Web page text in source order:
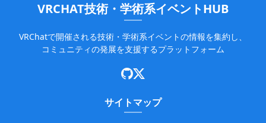
VRCHAT技術・学術系イベントHUB
VRChatで開催される技術・学術系イベントの情報を集約し、
コミュニティの発展を支援するプラットフォーム
サイトマップ